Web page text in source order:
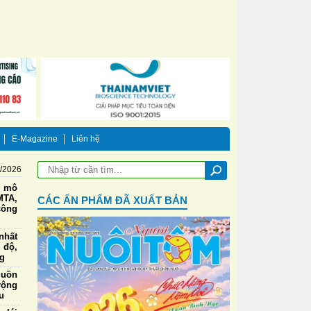
E-Magazine Liên hệ
2026
mô
độ,
CÁC ẤN PHẨM ĐÃ XUẤT BẢN